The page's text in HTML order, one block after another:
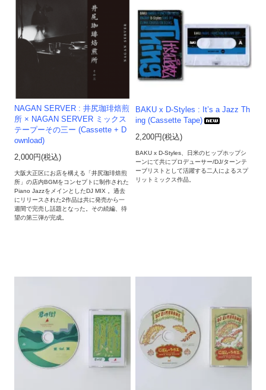
NAGAN SERVER : 井尻珈琲焙煎
所 × NAGAN SERVER ミックス
テープーその三ー (Cassette + D
ownload)
2,000円(税込)
大阪大正区にお店を構える「井尻珈琲焙煎
所」の店内BGMをコンセプトに制作された
Piano JazzをメインとしたDJ MIX 。過去
にリリースされた2作品は共に発売から一
週間で完売し話題となった。その続編、待
望の第三弾が完成。
BAKU x D-Styles : It’s a Jazz Th
ing (Cassette Tape)
2,200円(税込)
BAKU x D-Styles、日米のヒップホップシ
ーンにて共にプロデューサー/DJ/ターンテ
ーブリストとして活躍する二人によるスプ
リットミックス作品。